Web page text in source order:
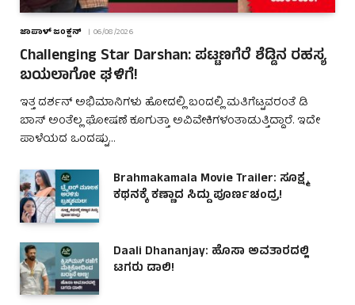
ಜಾಪಾಳ್ ಜಂಕ್ಷನ್ 06/08/2026
Challenging Star Darshan: ಪಟ್ಟಣಗೆರೆ ಶೆಡ್ಡಿನ ರಹಸ್ಯ
ಬಯಲಾಗೋ ಘಳಿಗೆ!
ಇತ್ತ ದರ್ಶನ್ ಅಭಿಮಾನಿಗಳು ಹೋದಲ್ಲಿ ಬಂದಲ್ಲಿ ಮತಿಗೆಟ್ಟವರಂತೆ ಡಿ
ಬಾಸ್ ಅಂತೆಲ್ಲ ಘೋಷಣೆ ಕೂಗುತ್ತಾ ಅವಿವೇಕಿಗಳಂತಾಡುತ್ತಿದ್ದಾರೆ. ಇದೇ
ಪಾಳೆಯದ ಒಂದಷ್ಟು…
Brahmakamala Movie Trailer: ಸೂಕ್ಷ್ಮ
ಕಥನಕ್ಕೆ ಕಣ್ಣಾದ ಸಿದ್ದು ಪೂರ್ಣಚಂದ್ರ!
Daali Dhananjay: ಹೊಸಾ ಅವತಾರದಲ್ಲಿ
ಟಗರು ಡಾಲಿ!